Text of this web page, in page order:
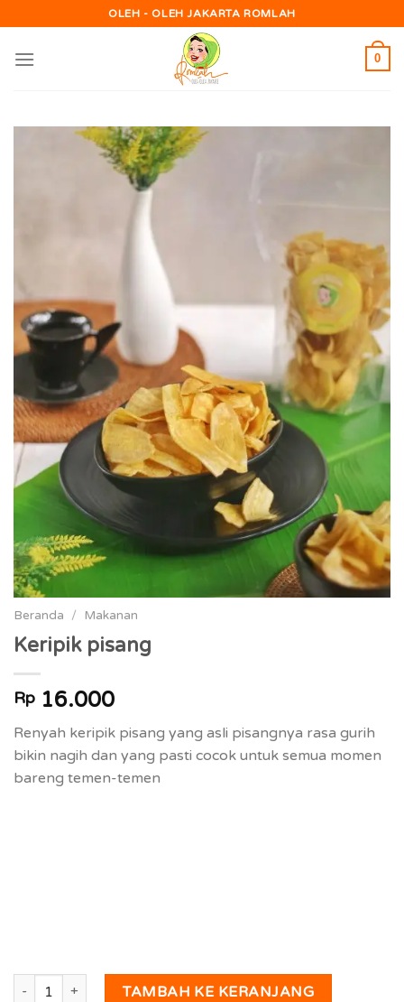
to
content
OLEH - OLEH JAKARTA ROMLAH
0
Beranda / Makanan
Keripik pisang
Rp 16.000
Renyah keripik pisang yang asli pisangnya rasa gurih
bikin nagih dan yang pasti cocok untuk semua momen
bareng temen-temen
Kuantitas Keripik pisangTAMBAH KE KERANJANG